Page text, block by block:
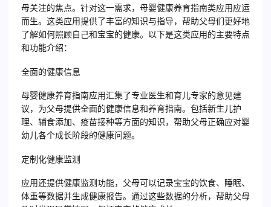
母关注的焦点。针对这一需求，母婴健康养育指南类应用应运
而生。这类应用提供了丰富的知识与指导，帮助父母们更好地
了解如何照顾自己和宝宝的健康。以下是这类应用的主要特点
和功能介绍：
全面的健康信息
母婴健康养育指南应用汇集了专业医生和育儿专家的意见建
议，为父母提供全面的健康信息和养育指南。包括新生儿护
理、辅食添加、疫苗接种等方面的知识，帮助父母正确应对婴
幼儿各个成长阶段的健康问题。
定制化健康监测
应用还提供健康监测功能，父母可以记录宝宝的饮食、睡眠、
体重等数据并生成健康报告。通过这些数据的分析，帮助父母